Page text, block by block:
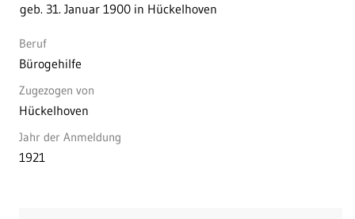
geb. 31. Januar 1900 in Hückelhoven
Beruf
Bürogehilfe
Zugezogen von
Hückelhoven
Jahr der Anmeldung
1921